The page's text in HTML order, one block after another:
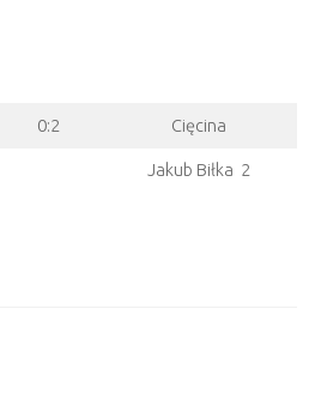
0:2 Cięcina
Jakub Biłka 2